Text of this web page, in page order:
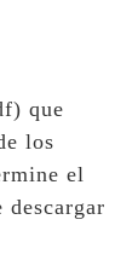
que
los
el